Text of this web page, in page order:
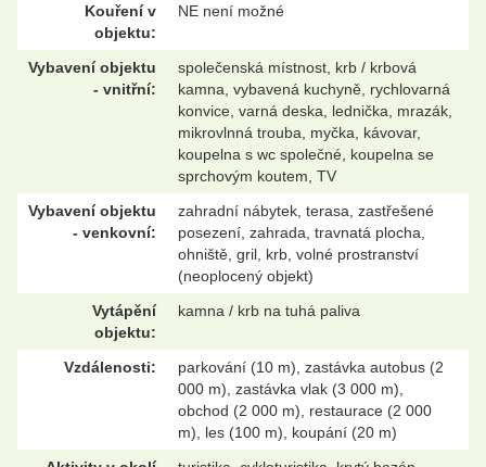
Kouření v
objektu:
NE není možné
Vybavení objektu
- vnitřní:
společenská místnost, krb / krbová
kamna, vybavená kuchyně, rychlovarná
konvice, varná deska, lednička, mrazák,
mikrovlnná trouba, myčka, kávovar,
koupelna s wc společné, koupelna se
sprchovým koutem, TV
Vybavení objektu
- venkovní:
zahradní nábytek, terasa, zastřešené
posezení, zahrada, travnatá plocha,
ohniště, gril, krb, volné prostranství
(neoplocený objekt)
Vytápění
objektu:
kamna / krb na tuhá paliva
Vzdálenosti:
parkování (10 m), zastávka autobus (2
000 m), zastávka vlak (3 000 m),
obchod (2 000 m), restaurace (2 000
m), les (100 m), koupání (20 m)